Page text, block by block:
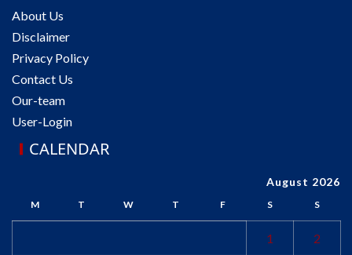
About Us
Disclaimer
Privacy Policy
Contact Us
Our-team
User-Login
CALENDAR
August 2026
M T W T F S S
1 2